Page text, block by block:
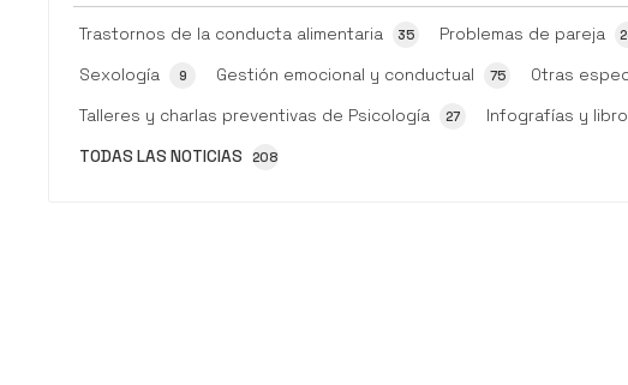
TODAS LAS NOTICIAS 208
Trastornos de la conducta alimentaria 35 Problemas de pareja
Sexología 9 Gestión emocional y conductual 75 Otras
Talleres y charlas preventivas de Psicología 27 Infografías y